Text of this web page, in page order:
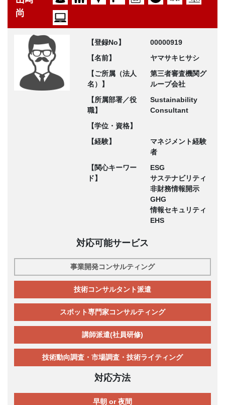
尚
【登録No】
00000919
【名前】
ヤマサキヒサシ
【ご所属（法人
名）】
第三者審査機関グ
ループ会社
【所属部署／役
職】
Sustainability
Consultant
【学位・資格】
【経験】
マネジメント経験
者
【関心キーワー
ド】
ESG
サステナビリティ
非財務情報開示
GHG
情報セキュリティ
EHS
対応可能サービス
事業開発コンサルティング
技術コンサルタント派遣
スポット専門家コンサルティング
講師派遣(社員研修)
技術動向調査・市場調査・技術ライティング
対応方法
早朝 or 夜間